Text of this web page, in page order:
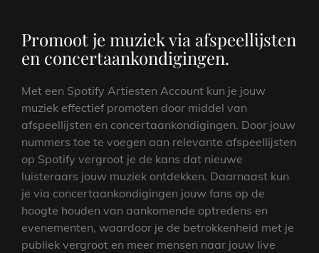
Promoot je muziek via afspeellijsten
en concertaankondigingen.
Met een Spotify Artiesten Account kun je jouw
muziek effectief promoten door middel van
afspeellijsten en concertaankondigingen. Door jouw
nummers toe te voegen aan relevante afspeellijsten
op Spotify vergroot je de kans dat nieuwe
luisteraars jouw muziek ontdekken. Daarnaast kun
je via concertaankondigingen jouw fans op de
hoogte houden van aankomende optredens en
evenementen, waardoor je de betrokkenheid met je
publiek vergroot en meer mensen naar jouw live